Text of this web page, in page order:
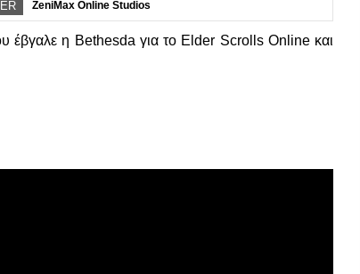
ZeniMax Online Studios
η Bethesda για το Elder Scrolls Online και